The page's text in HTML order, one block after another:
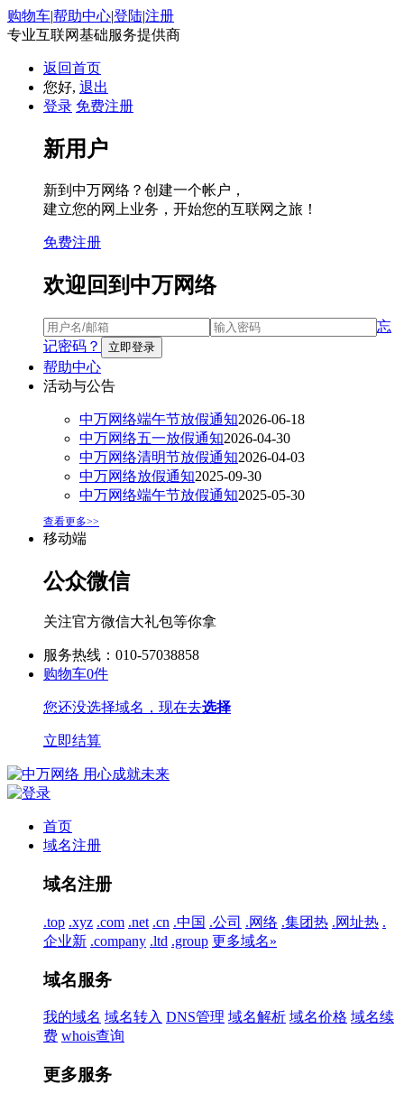
购物车|帮助中心|登陆|注册
专业互联网基础服务提供商
返回首页
您好, 退出
登录 免费注册
新用户
新到中万网络？创建一个帐户，
建立您的网上业务，开始您的互联网之旅！
免费注册
欢迎回到中万网络
忘
记密码？
帮助中心
活动与公告
中万网络端午节放假通知2026-06-18
中万网络五一放假通知2026-04-30
中万网络清明节放假通知2026-04-03
中万网络放假通知2025-09-30
中万网络端午节放假通知2025-05-30
查看更多>>
移动端
公众微信
关注官方微信大礼包等你拿
服务热线：010-57038858
购物车0件
您还没选择域名，现在去选择
立即结算
首页
域名注册
域名注册
.top .xyz .com .net .cn .中国 .公司 .网络 .集团热 .网址热 .
企业新 .company .ltd .group 更多域名»
域名服务
我的域名 域名转入 DNS管理 域名解析 域名价格 域名续
费 whois查询
更多服务